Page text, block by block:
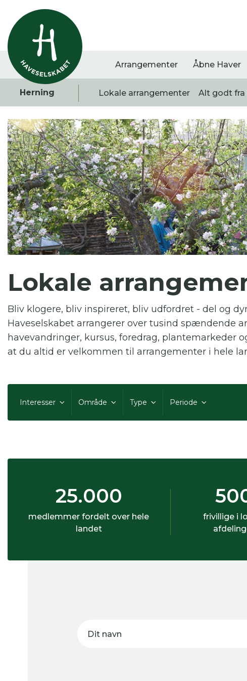
Arrangementer Åbne Haver
Herning Lokale arrangementer Alt godt fra
Vis alle
0resultater
Havestof
0resultater 0
Du
Her kan
Lokale
Bliv klogere, bliv inspireret, bliv udfordret - del og
Haveselskabet arrangerer over tusind spændende
havevandringer, kursus, foredrag, plantemarkeder
at du altid er velkommen til arrangementer i hele
Interesser Område Type Periode
25.000
medlemmer fordelt over hele
landet
frivillige i
Dit navn